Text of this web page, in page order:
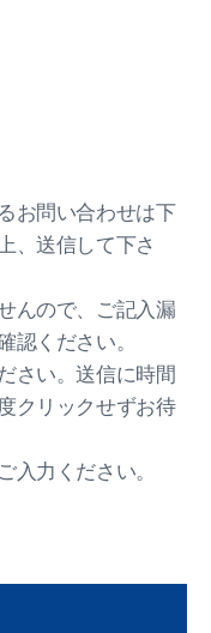
お問い合わせは下
、送信して下さ
んので、ご記入漏
認ください。
さい。送信に時間
クリックせずお待
入力ください。